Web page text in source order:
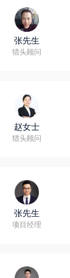
张先生
猎头顾问
赵女士
猎头顾问
张先生
项目经理